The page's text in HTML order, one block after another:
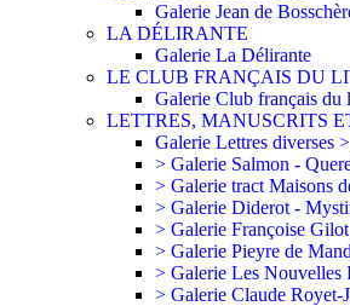
Galerie Jean de
LA DÉLIRANTE
Galerie La Délirante
LE CLUB FRANÇAIS DU
Galerie Club français du
LETTRES, MANUSCRITS
Galerie Lettres diverses >
> Galerie Salmon -
> Galerie tract Maisons
> Galerie Diderot -
> Galerie Françoise Gilot
> Galerie Pieyre de
> Galerie Les Nouvelles
> Galerie Claude Royet-